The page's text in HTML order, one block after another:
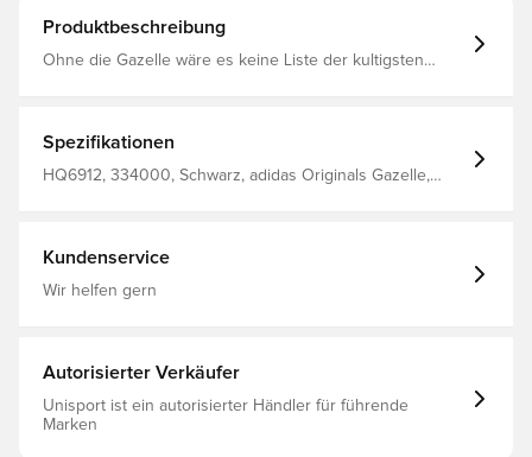
Produktbeschreibung
Ohne die Gazelle wäre es keine Liste der kultigsten
begehrst, neue Höhen erreicht. Es ist dreilagig gestapelt,
für eine neue Perspektive auf den klassischen Stil. Die
Details bleiben sportlich mit butterweichem Veloursleder
Veloursleder Synthetisches Futter Gummi-Außensohle
Spezifikationen
HQ6912, 334000, Schwarz, adidas Originals Gazelle,
Kundenservice
Wir helfen gern
Autorisierter Verkäufer
Unisport ist ein autorisierter Händler für führende
Marken